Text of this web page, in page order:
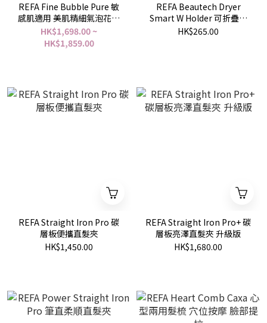
REFA Fine Bubble Pure 敏
感肌適用 美肌精細氣泡花曬
頭
HK$1,698.00 ~
HK$1,859.00
REFA Beautech Dryer
Smart W Holder 可折疊智
慧型風筒專用支架
HK$265.00
REFA Straight Iron Pro 碳
層板便攜直髮夾
HK$1,450.00
REFA Straight Iron Pro+ 碳
層板亮澤直髮夾 升級版
HK$1,680.00